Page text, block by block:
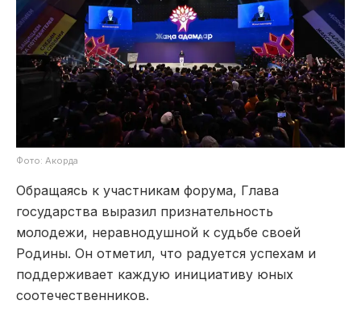
Фото: Акорда
Обращаясь к участникам форума, Глава
государства выразил признательность
молодежи, неравнодушной к судьбе своей
Родины. Он отметил, что радуется успехам и
поддерживает каждую инициативу юных
соотечественников.